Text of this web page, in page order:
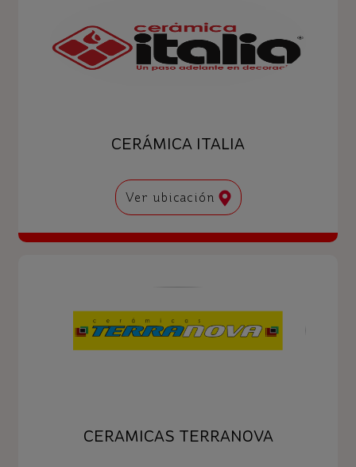
CERÁMICA ITALIA
Ver ubicación
CERAMICAS TERRANOVA